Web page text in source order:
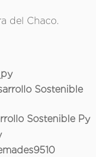
del Chaco.
Sostenible
Sostenible Py